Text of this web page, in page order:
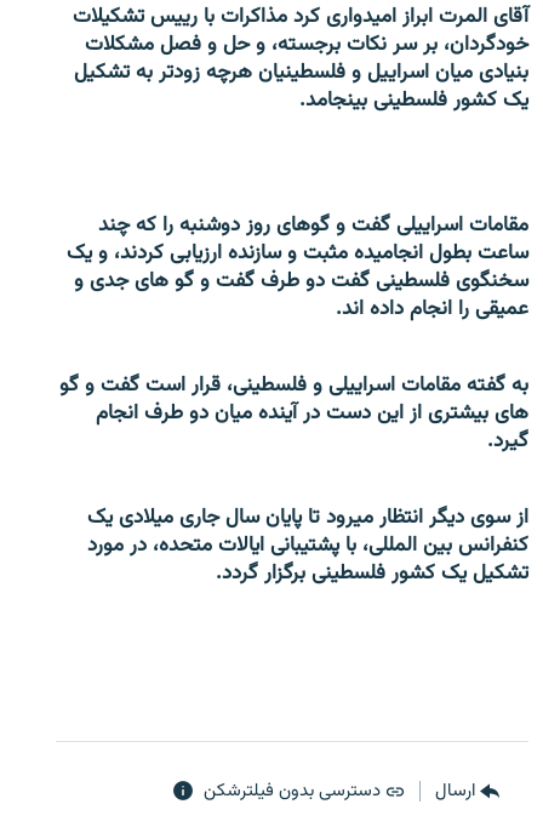
آقای المرت ابراز امیدواری کرد مذاکرات با رییس تشکیلات
خودگردان، بر سر نکات برجسته، و حل و فصل مشکلات
بنیادی میان اسراییل و فلسطینیان هرچه زودتر به تشکیل
یک کشور فلسطینی بینجامد.
مقامات اسراییلی گفت و گوهای روز دوشنبه را که چند
ساعت بطول انجامیده مثبت و سازنده ارزیابی کردند، و یک
سخنگوی فلسطینی گفت دو طرف گفت و گو های جدی و
عمیقی را انجام داده اند.
به گفته مقامات اسراییلی و فلسطینی، قرار است گفت و گو
های بیشتری از این دست در آینده میان دو طرف انجام
گیرد.
از سوی دیگر انتظار میرود تا پایان سال جاری میلادی یک
کنفرانس بین المللی، با پشتیبانی ایالات متحده، در مورد
تشکیل یک کشور فلسطینی برگزار گردد.
ارسال دسترسی بدون فیلترشکن